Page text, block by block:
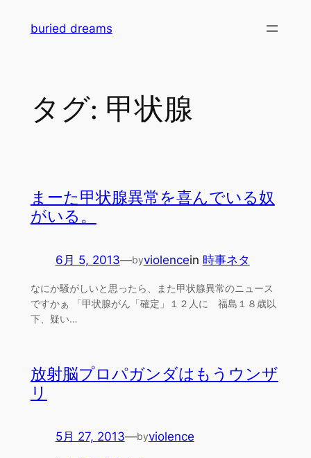
buried dreams
タグ: 甲状腺
まーた甲状腺異常を喜んでいる奴
がいる。
6月 5, 2013—byviolencein 時事ネタ
なにか騒がしいと思ったら、また甲状腺異常のニュース
ですかぁ 「甲状腺がん「確定」１２人に 福島１８歳以
下、疑い…
放射脳プロパガンダはもうウンザ
リ
5月 27, 2013—byviolence